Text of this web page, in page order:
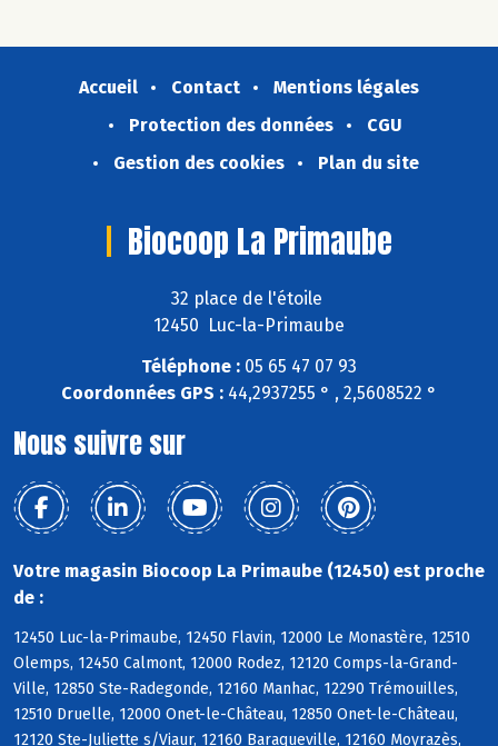
Accueil Contact
Mentions légales
Protection des données
CGU
Gestion des cookies
Plan du site
Biocoop La Primaube
32 place de l'étoile
12450 Luc-la-Primaube
Téléphone : 05 65 47 07 93
Coordonnées GPS : 44,2937255 ° , 2,5608522 °
Nous suivre sur
Votre magasin Biocoop La Primaube (12450) est proche
de :
12450 Luc-la-Primaube, 12450 Flavin, 12000 Le Monastère, 12510
Olemps, 12450 Calmont, 12000 Rodez, 12120 Comps-la-Grand-
Ville, 12850 Ste-Radegonde, 12160 Manhac, 12290 Trémouilles,
12510 Druelle, 12000 Onet-le-Château, 12850 Onet-le-Château,
12120 Ste-Juliette s/Viaur, 12160 Baraqueville, 12160 Moyrazès,